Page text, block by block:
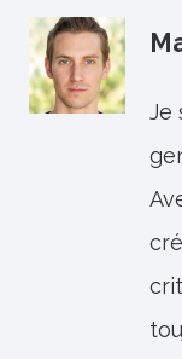
Je